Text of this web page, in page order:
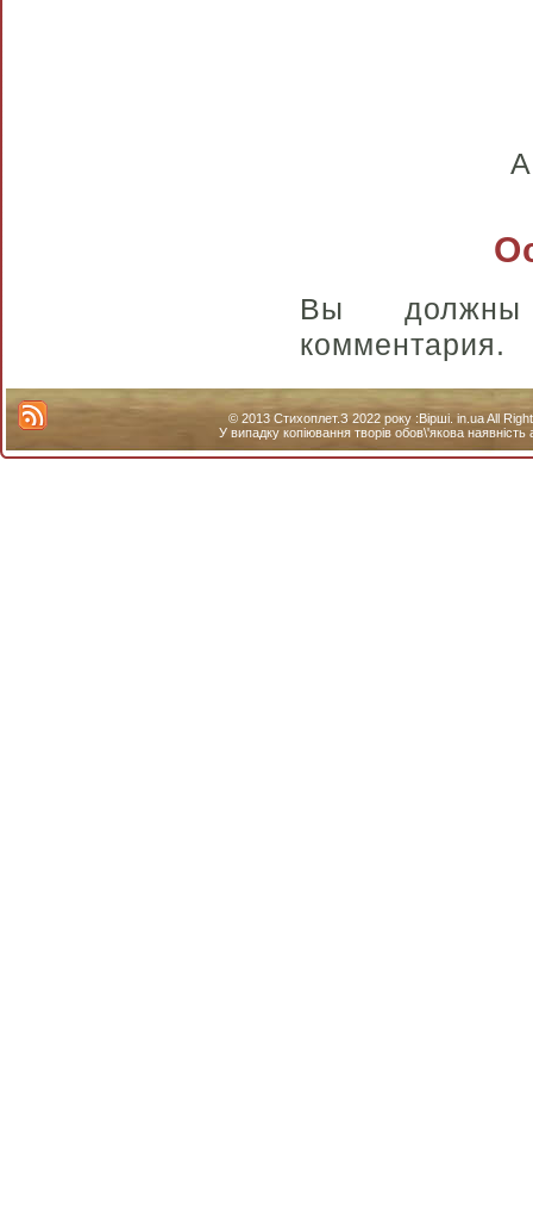
Вы
комментария.
© 2013 Стихоплет.З 2022 року :Вірші. in.ua All
У випадку копіювання творів обов\'якова наявність